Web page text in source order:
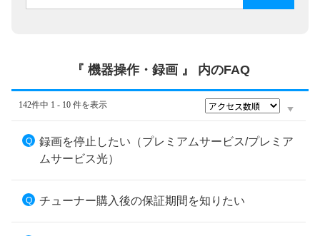
『 機器操作・録画 』 内のFAQ
142件中 1 - 10 件を表示
録画を停止したい（プレミアムサービス/プレミア
ムサービス光）
チューナー購入後の保証期間を知りたい